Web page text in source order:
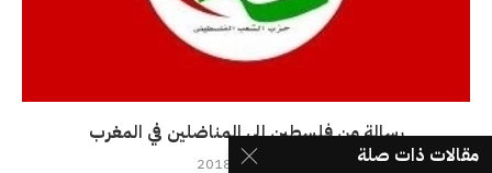
رسالة من فلسطين الى المناضلين في المغرب
مقالات ذات صلة